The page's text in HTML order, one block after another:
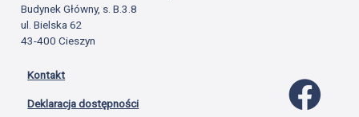
Budynek Główny, s. B.3.8
ul. Bielska 62
43-400 Cieszyn
Kontakt
Deklaracja dostępności